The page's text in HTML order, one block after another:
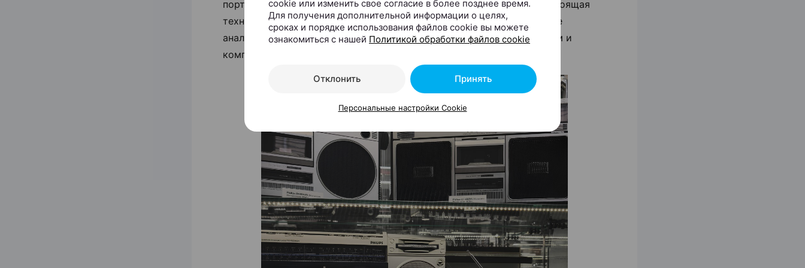
портативный стереофонический радиоприёмник-магнитола. Это настоящая
техническая жемчужина своей эпохи, объединившая в одном корпусе
аналоговый AM/FM-радиоприёмник, электронные часы с будильником и
компактный кассетный магнитофон.
cookie или изменить свое согласие в более позднее время.
Для получения дополнительной информации о целях,
сроках и порядке использования файлов cookie вы можете
ознакомиться с нашей Политикой обработки файлов cookie
Отклонить Принять
Персональные настройки Cookie